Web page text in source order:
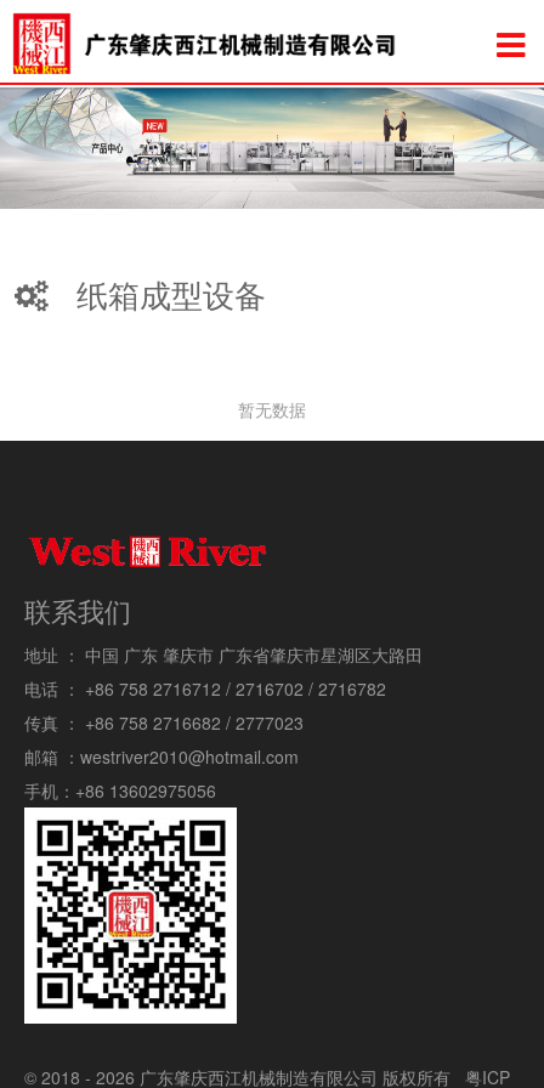
纸箱成型设备
暂无数据
联系我们
地址 ： 中国 广东 肇庆市 广东省肇庆市星湖区大路田
电话 ： +86 758 2716712 / 2716702 / 2716782
传真 ： +86 758 2716682 / 2777023
邮箱 ： westriver2010@hotmail.com
手机： +86 13602975056
© 2018 - 2026 广东肇庆西江机械制造有限公司 版权所有 粤ICP